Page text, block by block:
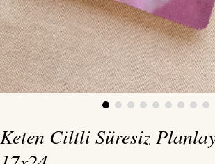
Keten Ciltli Süresiz